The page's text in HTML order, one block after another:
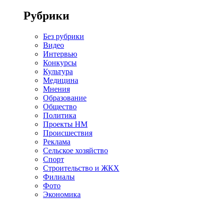
Рубрики
Без рубрики
Видео
Интервью
Конкурсы
Культура
Медицина
Мнения
Образование
Общество
Политика
Проекты НМ
Происшествия
Реклама
Сельское хозяйство
Спорт
Строительство и ЖКХ
Филиалы
Фото
Экономика